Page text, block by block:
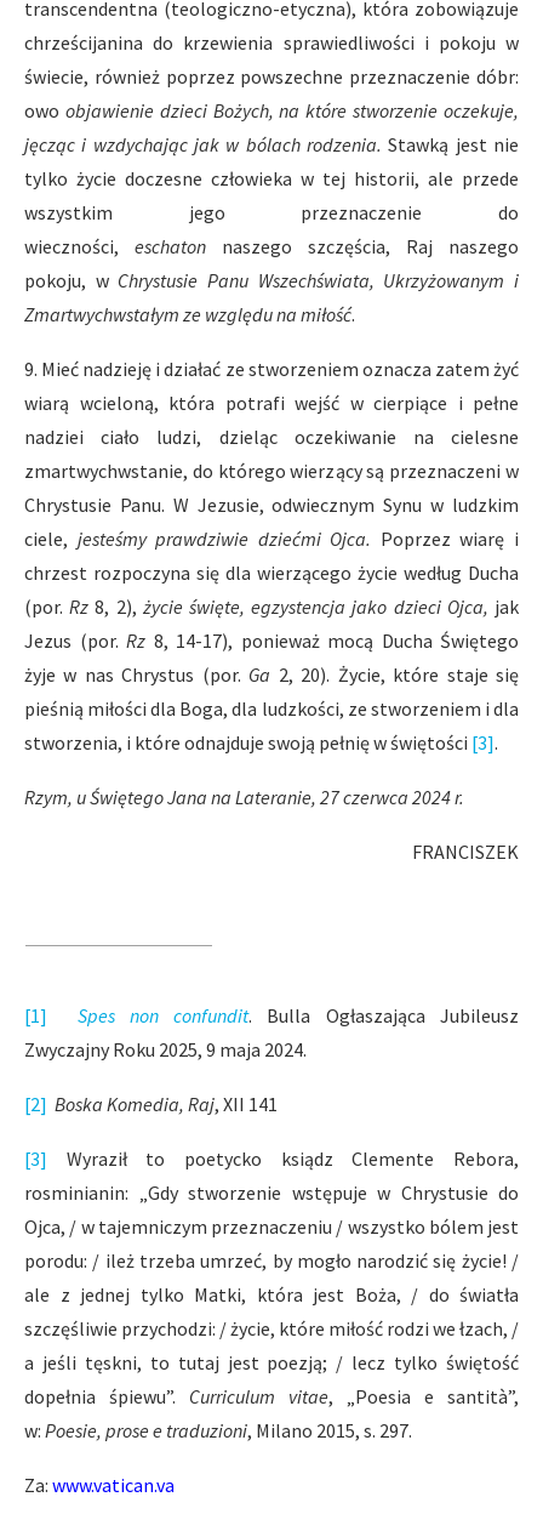
transcendentna (teologiczno-etyczna), która zobowiązuje
chrześcijanina do krzewienia sprawiedliwości i pokoju w
świecie, również poprzez powszechne przeznaczenie dóbr:
owo objawienie dzieci Bożych, na które stworzenie oczekuje,
jęcząc i wzdychając jak w bólach rodzenia. Stawką jest nie
tylko życie doczesne człowieka w tej historii, ale przede
wszystkim jego przeznaczenie do
wieczności, eschaton naszego szczęścia, Raj naszego
pokoju, w Chrystusie Panu Wszechświata, Ukrzyżowanym i
Zmartwychwstałym ze względu na miłość.
9. Mieć nadzieję i działać ze stworzeniem oznacza zatem żyć
wiarą wcieloną, która potrafi wejść w cierpiące i pełne
nadziei ciało ludzi, dzieląc oczekiwanie na cielesne
zmartwychwstanie, do którego wierzący są przeznaczeni w
Chrystusie Panu. W Jezusie, odwiecznym Synu w ludzkim
ciele, jesteśmy prawdziwie dziećmi Ojca. Poprzez wiarę i
chrzest rozpoczyna się dla wierzącego życie według Ducha
(por.Rz8, 2), życie święte, egzystencja jako dzieci Ojca, jak
Jezus (por. Rz 8, 14-17), ponieważ mocą Ducha Świętego
żyje w nas Chrystus (por. Ga 2, 20). Życie, które staje się
pieśnią miłości dla Boga, dla ludzkości, ze stworzeniem i dla
stworzenia, i które odnajduje swoją pełnię w świętości [3].
Rzym, u Świętego Jana na Lateranie, 27 czerwca 2024 r.
FRANCISZEK
[1] Spes non confundit. Bulla Ogłaszająca Jubileusz
Zwyczajny Roku 2025, 9 maja 2024.
[2] Boska Komedia, Raj, XII 141
[3] Wyraził to poetycko ksiądz Clemente Rebora,
rosminianin: „Gdy stworzenie wstępuje w Chrystusie do
Ojca, / w tajemniczym przeznaczeniu / wszystko bólem jest
porodu: / ileż trzeba umrzeć, by mogło narodzić się życie! /
ale z jednej tylko Matki, która jest Boża, / do światła
szczęśliwie przychodzi: / życie, które miłość rodzi we łzach, /
a jeśli tęskni, to tutaj jest poezją; / lecz tylko świętość
dopełnia śpiewu”. Curriculum vitae, „Poesia e santità”,
w: Poesie, prose e traduzioni, Milano 2015, s. 297.
Za: www.vatican.va